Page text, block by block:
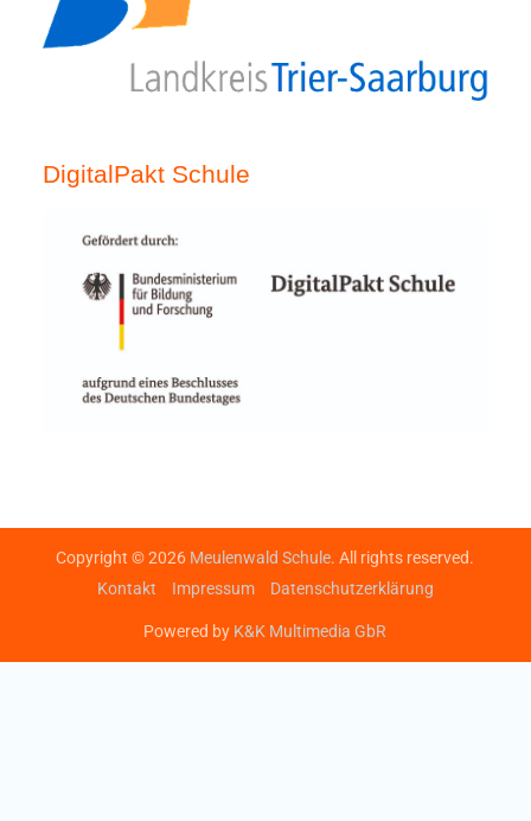
DigitalPakt Schule
Copyright © 2026 Meulenwald Schule. All rights reserved.
Kontakt
Impressum Datenschutzerklärung
Powered by K&K Multimedia GbR